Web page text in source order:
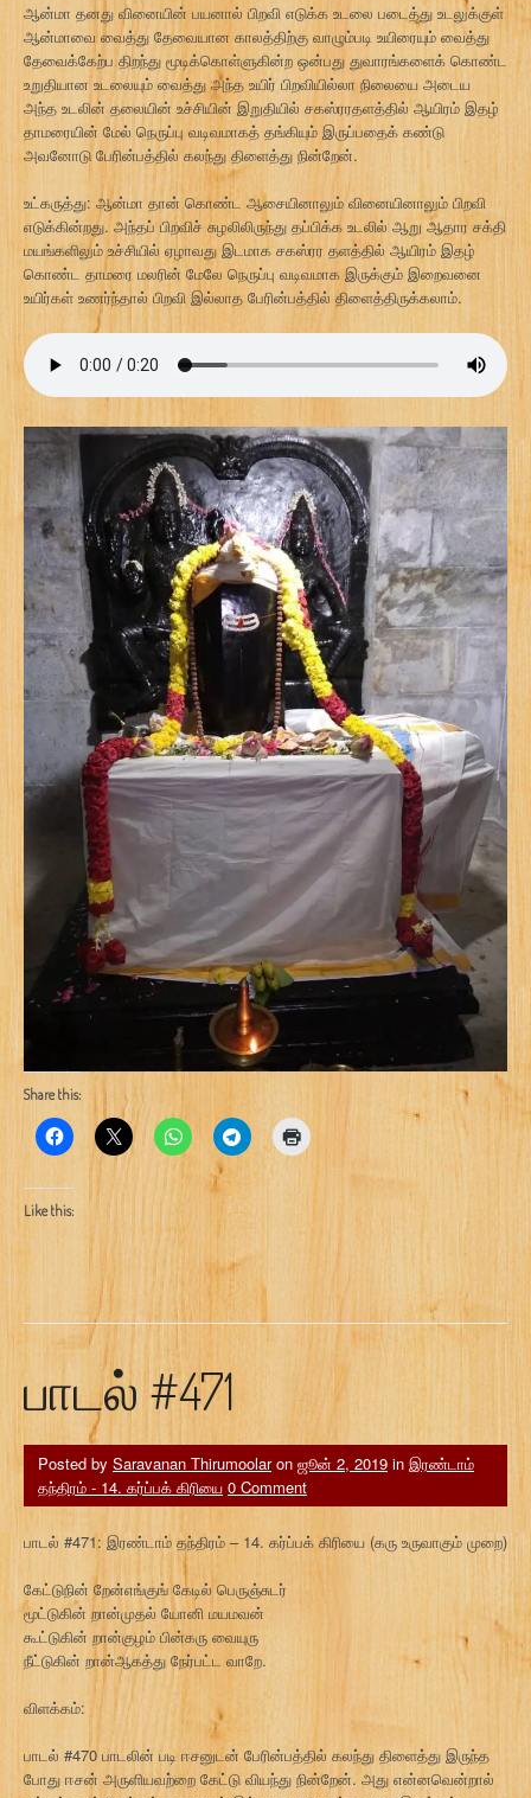
ஆன்மா தனது வினையின் பயனால் பிறவி எடுக்க உடலை படைத்து உடலுக்குள்
ஆன்மாவை வைத்து தேவையான காலத்திற்கு வாழும்படி உயிரையும் வைத்து
தேவைக்கேற்ப திறந்து மூடிக்கொள்ளுகின்ற ஒன்பது துவாரங்களைக் கொண்ட
உறுதியான உடலையும் வைத்து அந்த உயிர் பிறவியில்லா நிலையை அடைய
அந்த உடலின் தலையின் உச்சியின் இறுதியில் சகஸ்ரரதளத்தில் ஆயிரம் இதழ்
தாமரையின் மேல் நெருப்பு வடிவமாகத் தங்கியும் இருப்பதைக் கண்டு
அவனோடு பேரின்பத்தில் கலந்து திளைத்து நின்றேன்.
உட்கருத்து: ஆன்மா தான் கொண்ட ஆசையினாலும் வினையினாலும் பிறவி
எடுக்கின்றது. அந்தப் பிறவிச் சுழலிலிருந்து தப்பிக்க உடலில் ஆறு ஆதார சக்தி
மயங்களிலும் உச்சியில் ஏழாவது இடமாக சகஸ்ரர தளத்தில் ஆயிரம் இதழ்
கொண்ட தாமரை மலரின் மேலே நெருப்பு வடிவமாக இருக்கும் இறைவனை
உயிர்கள் உணர்ந்தால் பிறவி இல்லாத பேரின்பத்தில் திளைத்திருக்கலாம்.
Share this:
Like this:
பாடல் #471
Posted by Saravanan Thirumoolaron ஜூன் 2, 2019 in இரண்டாம்
தந்திரம் - 14. கர்ப்பக் கிரியை 0 Comment
பாடல் #471: இரண்டாம் தந்திரம் – 14. கர்ப்பக் கிரியை (கரு உருவாகும் முறை)
கேட்டுநின் றேன்எங்குங் கேடில் பெருஞ்சுடர்
மூட்டுகின் றான்முதல் யோனி மயமவன்
கூட்டுகின் றான்குழம் பின்கரு வையுரு
நீட்டுகின் றான்ஆகத்து நேர்பட்ட வாறே.
விளக்கம்:
பாடல் #470 பாடலின் படி ஈசனுடன் பேரின்பத்தில் கலந்து திளைத்து இருந்த
போது ஈசன் அருளியவற்றை கேட்டு வியந்து நின்றேன். அது என்னவென்றால்